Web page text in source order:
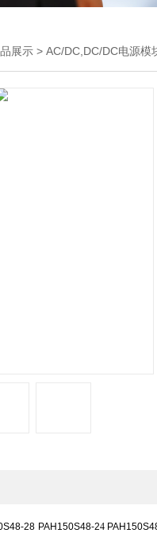
展示 > AC/DC,DC/DC电源模
28 PAH150S48-24